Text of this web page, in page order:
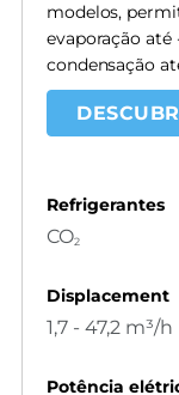
modelos,
evaporação até
condensação
Refrigerantes
CO2
Displacement
1,7 - 47,2 m³/h
Potência